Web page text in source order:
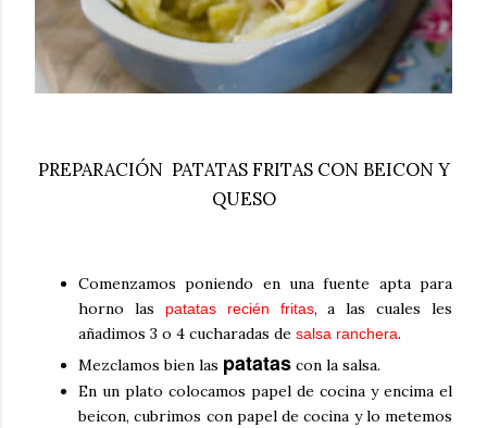
PREPARACIÓN PATATAS FRITAS CON BEICON Y
QUESO
Comenzamos poniendo en una fuente apta para
horno las
patatas recién fritas, a las cuales les
añadimos 3 o 4 cucharadas de salsa ranchera.
Mezclamos bien las patatas con la salsa.
En un plato colocamos papel de cocina y encima el
beicon, cubrimos con papel de cocina y lo metemos